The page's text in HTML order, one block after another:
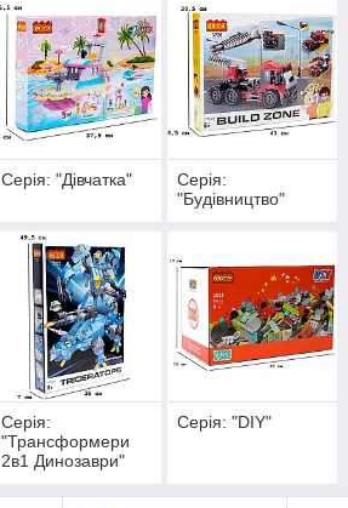
Серія: "Дівчатка"
Серія:
"Будівництво"
Серія:
"Трансформери
2в1 Динозаври"
Серія: "DIY"